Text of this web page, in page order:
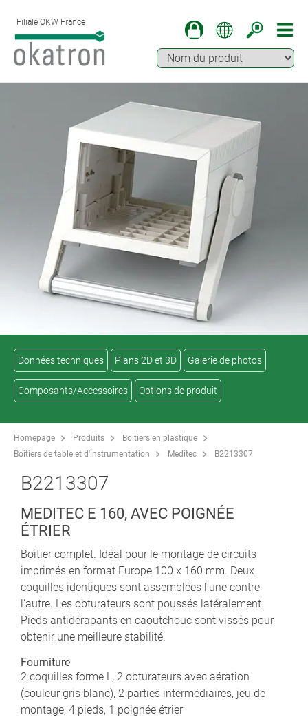
Filiale OKW France
Données techniques Plans 2D et 3D Galerie de photos
Composants/Accessoires Options de produit
Homepage Produits
Boitiers en plastique
Boitiers de table et d'instrumentation
Meditec B2213307
B2213307
MEDITEC E 160, AVEC POIGNÉE
ÉTRIER
Boitier complet. Idéal pour le montage de circuits
imprimés en format Europe 100 x 160 mm. Deux
coquilles identiques sont assemblées l'une contre
l'autre. Les obturateurs sont poussés latéralement.
Pieds antidérapants en caoutchouc sont vissés pour
obtenir une meilleure stabilité.
Fourniture
2 coquilles forme L, 2 obturateurs avec aération
(couleur gris blanc), 2 parties intermédiaires, jeu de
montage, 4 pieds, 1 poignée étrier